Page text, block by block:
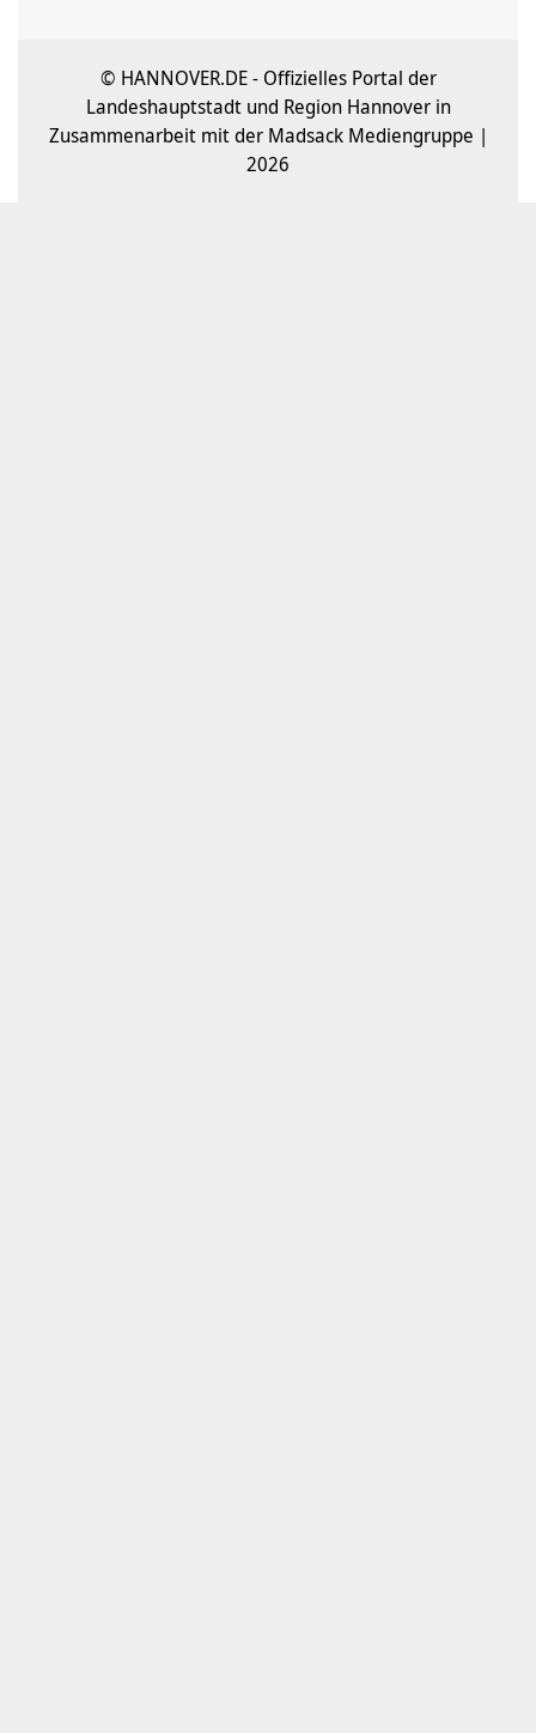
© HANNOVER.DE - Offizielles Portal der
Landeshauptstadt und Region Hannover in
Zusammenarbeit mit der Madsack Mediengruppe |
2026